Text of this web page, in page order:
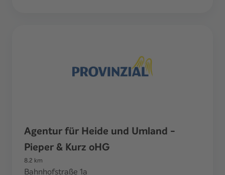
Agentur für Heide und Umland -
Pieper & Kurz oHG
8.2 km
Bahnhofstraße 1a